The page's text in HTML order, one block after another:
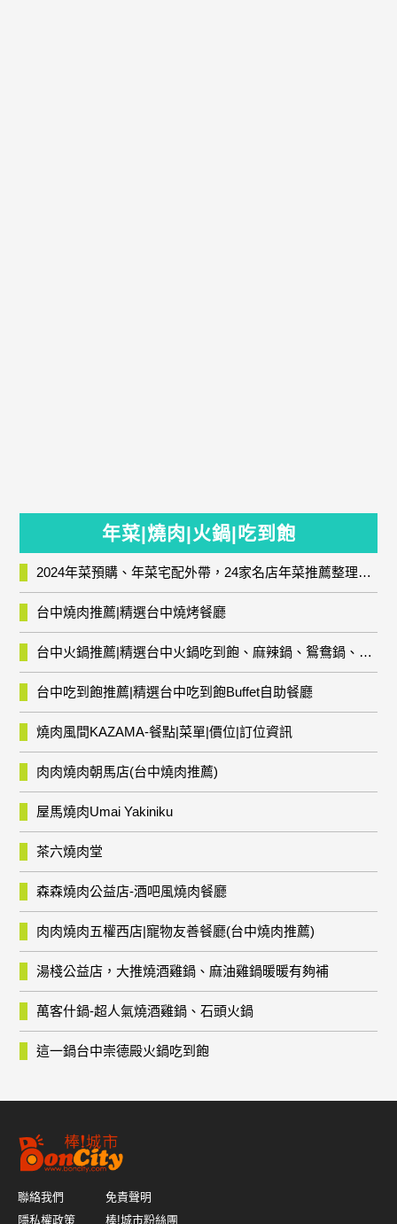
年菜|燒肉|火鍋|吃到飽
2024年菜預購、年菜宅配外帶，24家名店年菜推薦整理，圍爐輕鬆上菜團圓趣
台中燒肉推薦|精選台中燒烤餐廳
台中火鍋推薦|精選台中火鍋吃到飽、麻辣鍋、鴛鴦鍋、石頭火鍋、酸菜白肉鍋、海鮮鍋、燒酒雞、麻油雞、壽喜燒等熱門人氣火鍋店!
台中吃到飽推薦|精選台中吃到飽Buffet自助餐廳
燒肉風間KAZAMA-餐點|菜單|價位|訂位資訊
肉肉燒肉朝馬店(台中燒肉推薦)
屋馬燒肉Umai Yakiniku
茶六燒肉堂
森森燒肉公益店-酒吧風燒肉餐廳
肉肉燒肉五權西店|寵物友善餐廳(台中燒肉推薦)
湯棧公益店，大推燒酒雞鍋、麻油雞鍋暖暖有夠補
萬客什鍋-超人氣燒酒雞鍋、石頭火鍋
這一鍋台中崇德殿火鍋吃到飽
聯絡我們
免責聲明
隱私權政策
棒!城市粉絲團